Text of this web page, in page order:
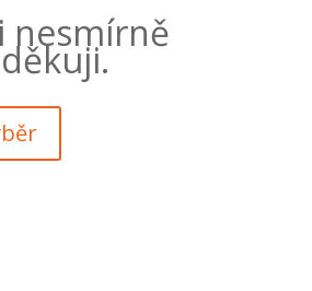
nesmírně